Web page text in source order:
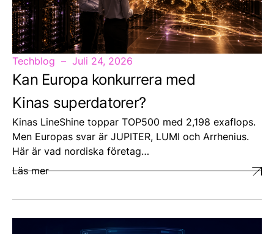
Techblog Juli 24, 2026
Kan Europa konkurrera med
Kinas superdatorer?
Kinas LineShine toppar TOP500 med 2,198 exaflops.
Men Europas svar är JUPITER, LUMI och Arrhenius.
Här är vad nordiska företag…
Läs mer